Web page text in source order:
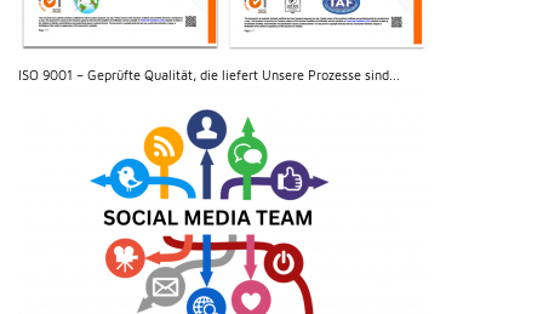
ISO 9001 – Geprüfte Qualität, die liefert Unsere Prozesse sind...